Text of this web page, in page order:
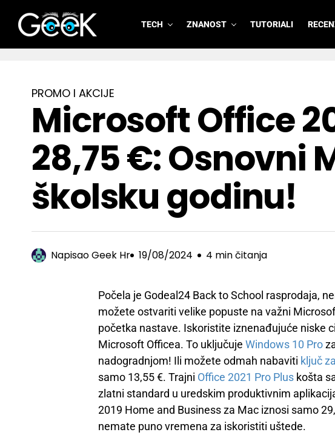
GeeK.hr
TECH ZNANOST TUTORIALI
PROMO I AKCIJE
Microsoft Office
28,75 €: Osnovni
školsku godinu!
NapisaoGeek Hr 19/08/2024 4 min čitanja
Počela je Godeal24 Back to School rasprodaja,
možete ostvariti velike popuste na važni
početka nastave. Iskoristite iznenađujuće niske
Microsoft Officea. To uključuje Windows 10 Pro
nadogradnjom! Ili možete odmah nabaviti ključ
samo 13,55 €. Trajni Office 2021 Pro Plus košta
zlatni standard u uredskim produktivnim
2019 Home and Business za Mac iznosi samo
nemate puno vremena za iskoristiti uštede.